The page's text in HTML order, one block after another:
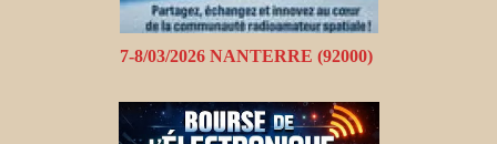
7-8/03/2026 NANTERRE (92000)